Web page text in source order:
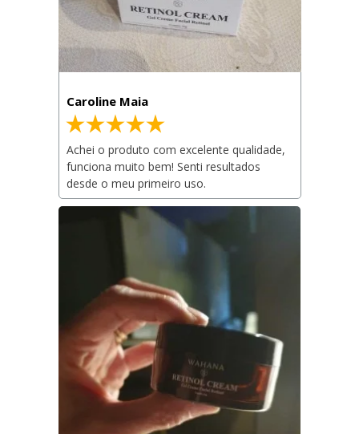
Achei o produto com excelente qualidade,
funciona muito bem! Senti resultados
desde o meu primeiro uso.
Caroline Maia